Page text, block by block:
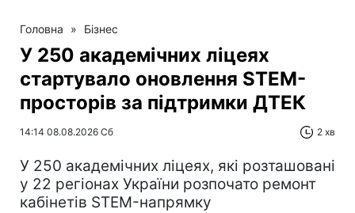
Головна » Бізнес
У 250 академічних ліцеях
стартувало оновлення STEM-
просторів за підтримки ДТЕК​‌
14:14 08.08.2026 Сб 2 хв
У 250 академічних ліцеях, які розташовані
у 22 регіонах України розпочато ремонт
кабінетів STEM-напрямку